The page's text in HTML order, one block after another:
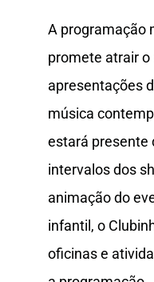
A programação
promete atrair o
apresentações
música
estará presente
intervalos dos
animação do
infantil, o
oficinas e